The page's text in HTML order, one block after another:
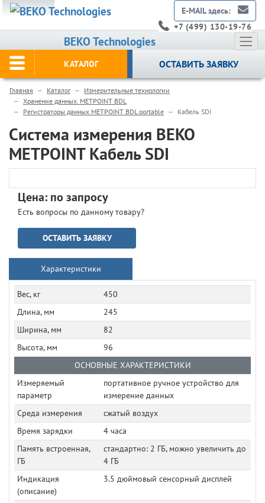
BEKO Technologies
E-MAIL здесь:
+7 (499) 130-19-76
КАТАЛОГ ОСТАВИТЬ ЗАЯВКУ
Главная Каталог
Измерительные технологии
Хранение данных. METPOINT BDL
Регистраторы данных METPOINT BDL portable
Кабель SDI
Система измерения BEKO
METPOINT Кабель SDI
Цена: по запросу
Есть вопросы по данному товару?
ОСТАВИТЬ ЗАЯВКУ
Характеристики
Вес, кг
450
Длина, мм
245
Ширина, мм
82
Высота, мм
96
ОСНОВНЫЕ ХАРАКТЕРИСТИКИ
Измеряемый
параметр
портативное ручное устройство для
измерение данных
Среда измерения
сжатый воздух
Время зарядки
4 часа
Память встроенная,
ГБ
стандартно: 2 ГБ, можно увеличить до
4 ГБ
Индикация
(описание)
3.5 дюймовый сенсорный дисплей